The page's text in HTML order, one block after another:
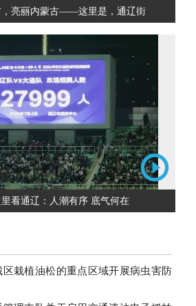
，亮丽内蒙古——这里是，通辽街
看通辽：人潮有序 底气何在
区栽植油松的重点区域开展病虫害防